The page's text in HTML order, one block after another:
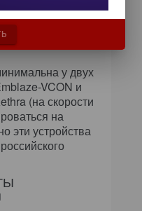
вТаблице
на один
у двух
VCON и
(на скорости
на
эти устройства